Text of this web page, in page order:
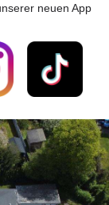
neuen App